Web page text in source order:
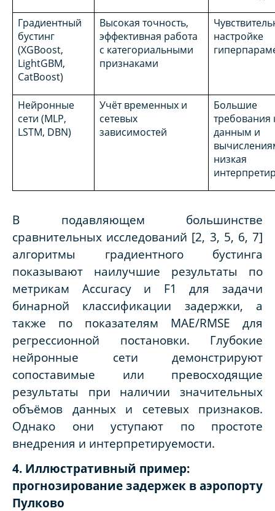
Градиентный
бустинг
(XGBoost,
LightGBM,
CatBoost)
Высокая точность,
эффективная работа
с категориальными
признаками
настройке
Нейронные
сети (MLP,
LSTM, DBN)
Учёт временных и
сетевых
зависимостей
Большие
требования
данным и
низкая
В подавляющем большинстве
сравнительных исследований [2, 3, 5, 6, 7]
алгоритмы градиентного бустинга
показывают наилучшие результаты по
метрикам Accuracy и F1 для задачи
бинарной классификации задержки, а
также по показателям MAE/RMSE для
регрессионной постановки. Глубокие
нейронные сети демонстрируют
сопоставимые или превосходящие
результаты при наличии значительных
объёмов данных и сетевых признаков.
Однако они уступают по простоте
внедрения и интерпретируемости.
4. Иллюстративный пример:
прогнозирование задержек в аэропорту
Пулково